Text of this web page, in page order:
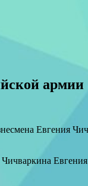
армии
Евгения
Чичваркина